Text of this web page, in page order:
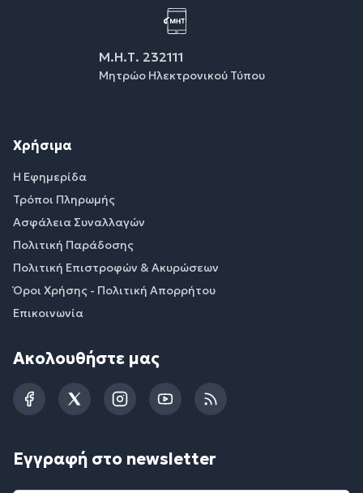
Μ.Η.Τ. 232111
Μητρώο Ηλεκτρονικού Τύπου
Χρήσιμα
Η Εφημερίδα
Τρόποι Πληρωμής
Ασφάλεια Συναλλαγών
Πολιτική Παράδοσης
Πολιτική Επιστροφών & Ακυρώσεων
Όροι Χρήσης - Πολιτική Απορρήτου
Επικοινωνία
Ακολουθήστε μας
FacebookTwitterInstagramYouTubeRSS
Εγγραφή στο newsletter